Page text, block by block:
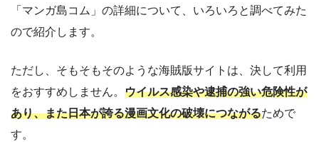
「マンガ島コム」の詳細について、いろいろと調べてみた
ので紹介します。
ただし、そもそもそのような海賊版サイトは、決して利用
をおすすめしません。 ウイルス感染や逮捕の強い危険性が
あり、また日本が誇る漫画文化の破壊につながるためで
す。